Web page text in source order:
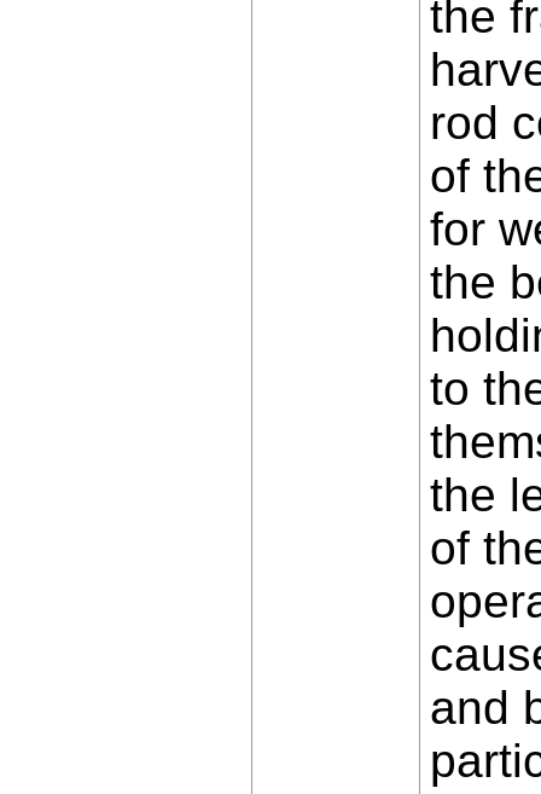
the
rod
of
for
the
to
the
of
and